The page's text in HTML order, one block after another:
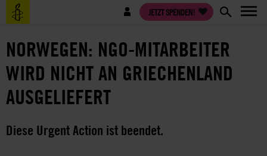
Direkt
zum
Benutzermenü JETZT SPENDEN!
NORWEGEN: NGO-MITARBEITER
WIRD NICHT AN GRIECHENLAND
AUSGELIEFERT
Diese Urgent Action ist beendet.